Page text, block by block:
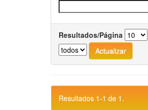
Resultados/Página
Resultados 1-1 de 1.